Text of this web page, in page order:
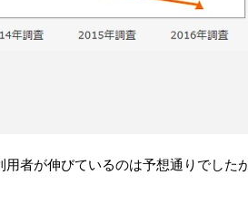
用者が伸びているのは予想通りでした